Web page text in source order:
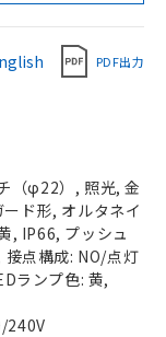
PDF出力
（φ22）, 照光, 金
ド形, オルタネイ
, IP66, プッシュ
点構成: NO/点灯
ランプ色: 黄,
240V